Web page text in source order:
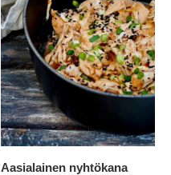
Aasialainen nyhtökana